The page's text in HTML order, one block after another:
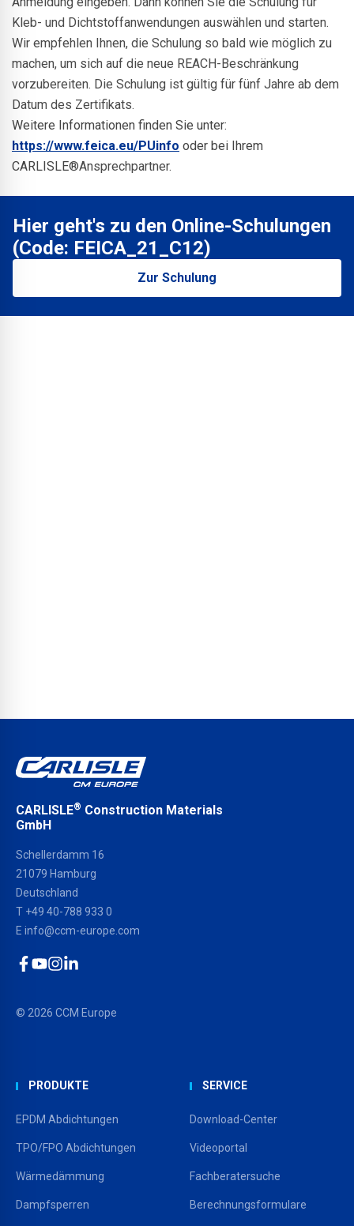
Kleb- und Dichtstoffanwendungen auswählen und starten.
Wir empfehlen Ihnen, die Schulung so bald wie möglich zu
machen, um sich auf die neue REACH-Beschränkung
vorzubereiten. Die Schulung ist gültig für fünf Jahre ab dem
Datum des Zertifikats.
Weitere Informationen finden Sie unter:
https://www.feica.eu/PUinfo oder bei Ihrem
CARLISLE®Ansprechpartner.
Hier geht's zu den Online-Schulungen
(Code: FEICA_21_C12)
Zur Schulung
CARLISLE® Construction Materials
GmbH
Schellerdamm 16
21079 Hamburg
Deutschland
T +49 40-788 933 0
E info@ccm-europe.com
© 2026 CCM Europe
PRODUKTE
EPDM Abdichtungen
TPO/FPO Abdichtungen
Wärmedämmung
Dampfsperren
SERVICE
Download-Center
Videoportal
Fachberatersuche
Berechnungsformulare